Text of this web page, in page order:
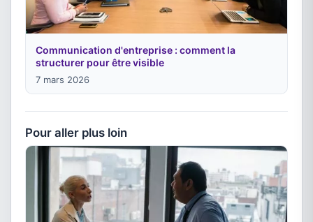
Communication d'entreprise : comment la
structurer pour être visible
7 mars 2026
Pour aller plus loin